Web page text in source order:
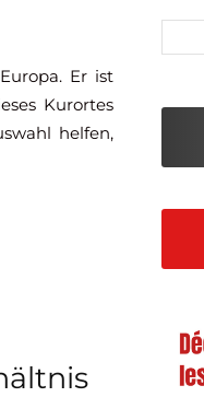
Er ist
Kurortes
helfen,